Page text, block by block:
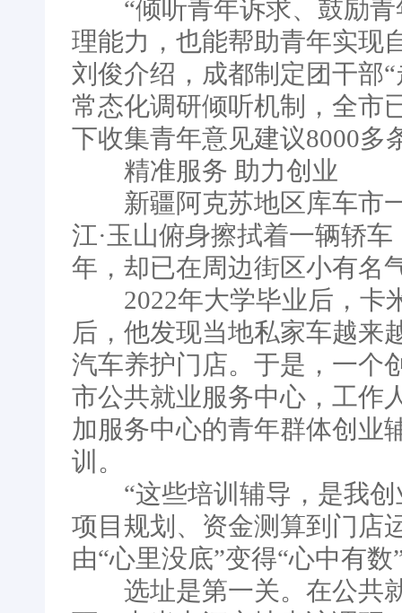
“倾听青年诉求、鼓励青
理能力，也能帮助青年实现
刘俊介绍，成都制定团干部
常态化调研倾听机制，全市
下收集青年意见建议8000多
精准服务 助力创业
新疆阿克苏地区库车市一
江·玉山俯身擦拭着一辆轿
年，却已在周边街区小有名
2022年大学毕业后，卡
后，他发现当地私家车越来
汽车养护门店。于是，一个
市公共就业服务中心，工作
加服务中心的青年群体创业
训。
“这些培训辅导，是我创
项目规划、资金测算到门店
由“心里没底”变得“心中有数
选址是第一关。在公共就